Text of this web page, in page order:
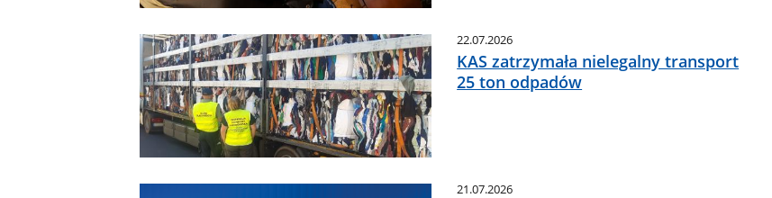
22.07.2026
KAS zatrzymała nielegalny transport
25 ton odpadów
21.07.2026